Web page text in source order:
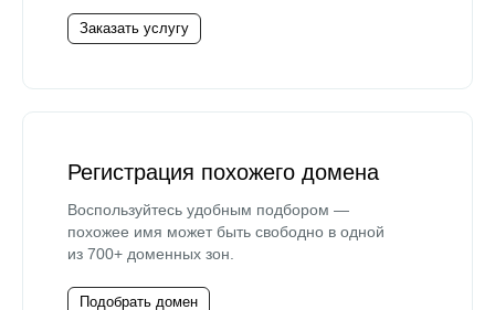
Заказать услугу
Регистрация похожего домена
Воспользуйтесь удобным подбором —
похожее имя может быть свободно в одной
из 700+ доменных зон.
Подобрать домен